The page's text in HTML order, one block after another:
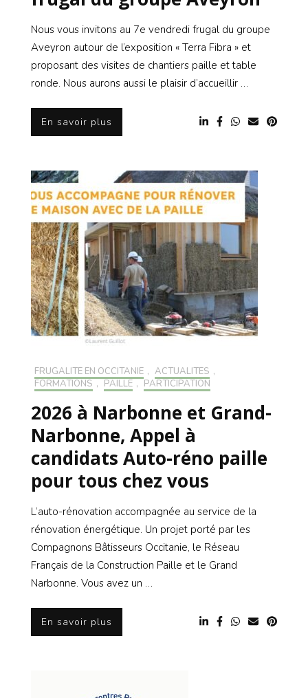
Nous vous invitons au 7e vendredi frugal du groupe
Aveyron autour de l’exposition « Terra Fibra » et
proposant des visites de chantiers paille et table
ronde. Nous aurons aussi le plaisir d’accueillir …
En savoir plus
FRUGALITÉ EN OCCITANIE , ACTUALITÉS ,
FORMATIONS , PAILLE , PARTICIPATION
2026 à Narbonne et Grand-
Narbonne, Appel à
candidats Auto-réno paille
pour tous chez vous
L’auto-rénovation accompagnée au service de la
rénovation énergétique. Un projet porté par les
Compagnons Bâtisseurs Occitanie, le Réseau
Français de la Construction Paille et le Grand
Narbonne. Vous avez un …
En savoir plus